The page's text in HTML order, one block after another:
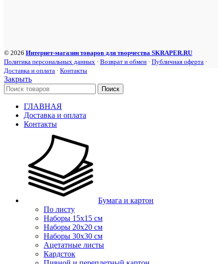
© 2026 Интернет-магазин товаров для творчества SKRAPER.RU
Политика персональных данных · Возврат и обмен · Публичная оферта ·
Доставка и оплата · Контакты
Закрыть
Поиск
ГЛАВНАЯ
Доставка и оплата
Контакты
Бумага и картон
По листу
Наборы 15х15 см
Наборы 20х20 см
Наборы 30х30 см
Ацетатные листы
Кардсток